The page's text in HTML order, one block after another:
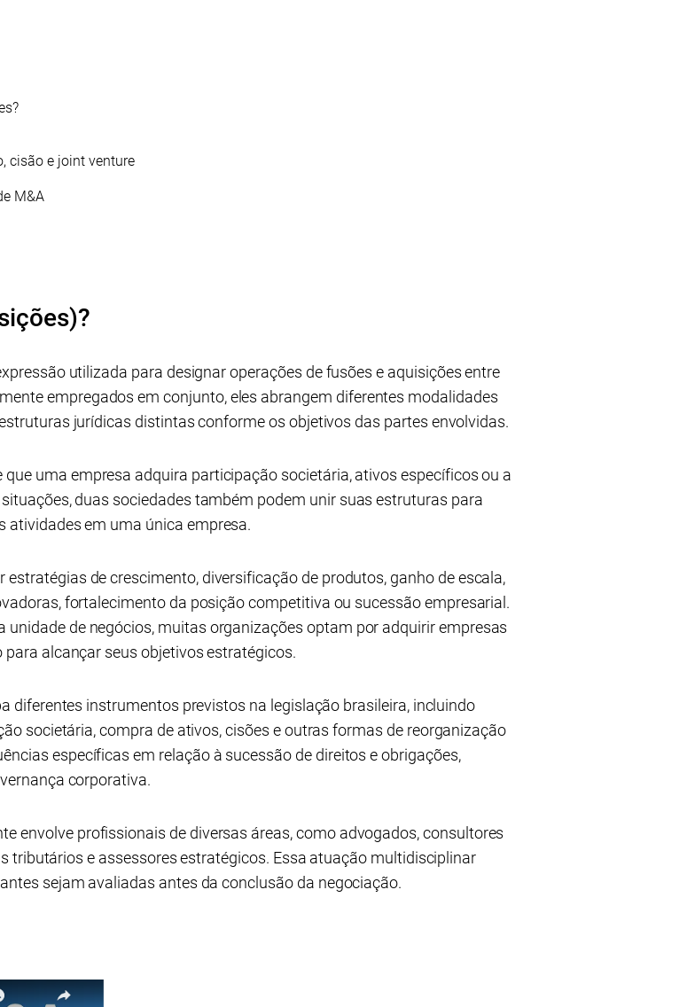
cisão e joint venture
M&A
utilizada para designar operações de fusões e aquisições entre
empregados em conjunto, eles abrangem diferentes modalidades
jurídicas distintas conforme os objetivos das partes envolvidas.
uma empresa adquira participação societária, ativos específicos ou a
duas sociedades também podem unir suas estruturas para
em uma única empresa.
de crescimento, diversificação de produtos, ganho de escala,
fortalecimento da posição competitiva ou sucessão empresarial.
unidade de negócios, muitas organizações optam por adquirir empresas
alcançar seus objetivos estratégicos.
diferentes instrumentos previstos na legislação brasileira, incluindo
societária, compra de ativos, cisões e outras formas de reorganização
específicas em relação à sucessão de direitos e obrigações,
corporativa.
envolve profissionais de diversas áreas, como advogados, consultores
tributários e assessores estratégicos. Essa atuação multidisciplinar
sejam avaliadas antes da conclusão da negociação.